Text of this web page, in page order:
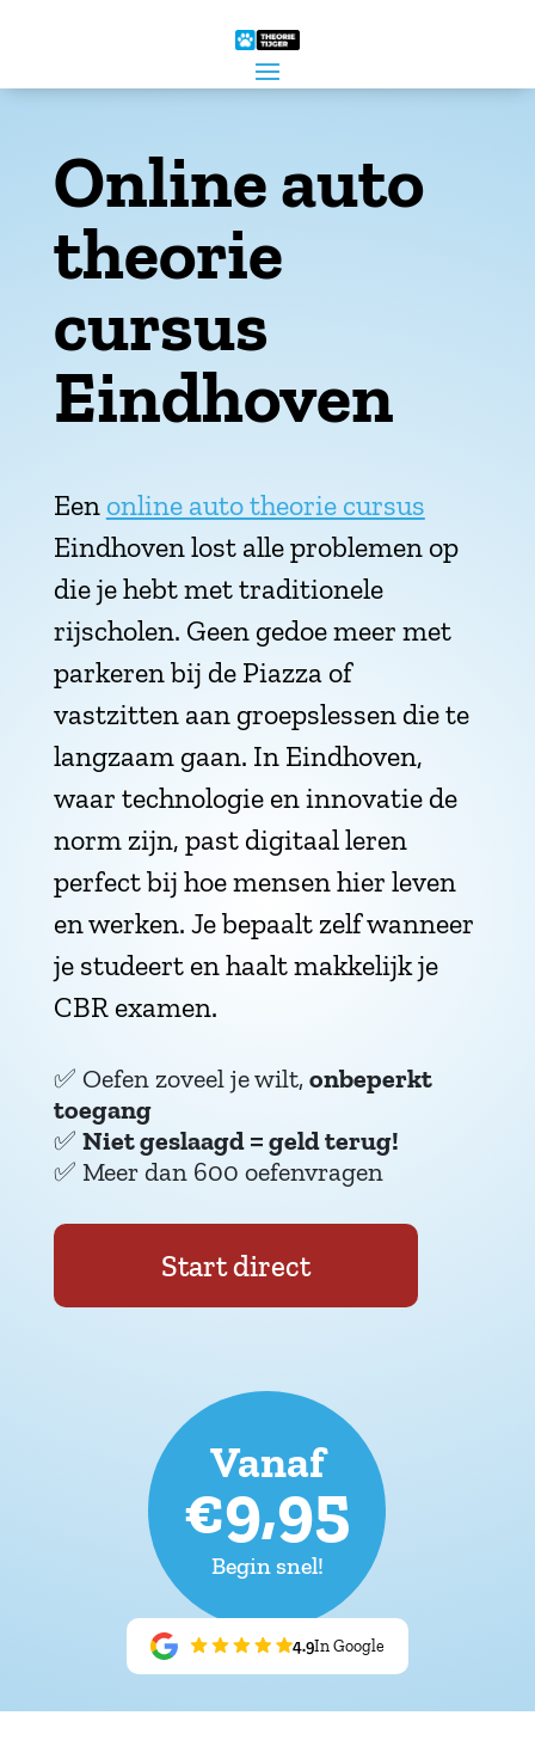
Online auto
theorie
cursus
Eindhoven
Een online auto theorie cursus
Eindhoven lost alle problemen op
die je hebt met traditionele
rijscholen. Geen gedoe meer met
parkeren bij de Piazza of
vastzitten aan groepslessen die te
langzaam gaan. In Eindhoven,
waar technologie en innovatie de
norm zijn, past digitaal leren
perfect bij hoe mensen hier leven
en werken. Je bepaalt zelf wanneer
je studeert en haalt makkelijk je
CBR examen.
✅ Oefen zoveel je wilt,onbeperkt
toegang
✅ Niet geslaagd = geld terug!
✅ Meer dan 600 oefenvragen
Start direct
Vanaf
€9,95
Begin snel!
4.9In Google